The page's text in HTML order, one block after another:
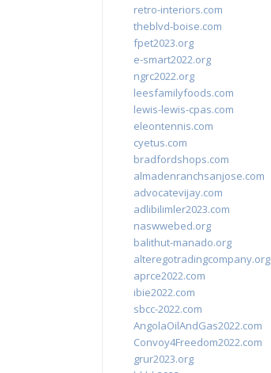
retro-interiors.com
theblvd-boise.com
fpet2023.org
e-smart2022.org
ngrc2022.org
leesfamilyfoods.com
lewis-lewis-cpas.com
eleontennis.com
cyetus.com
bradfordshops.com
almadenranchsanjose.com
advocatevijay.com
adlibilimler2023.com
naswwebed.org
balithut-manado.org
alteregotradingcompany.org
aprce2022.com
ibie2022.com
sbcc-2022.com
AngolaOilAndGas2022.com
Convoy4Freedom2022.com
grur2023.org